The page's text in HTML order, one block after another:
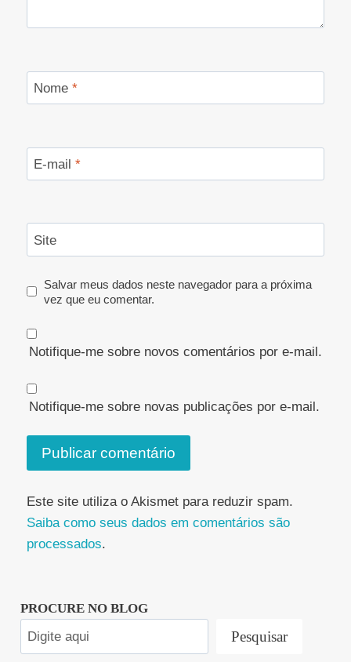
Nome *
E-mail *
Site
Salvar meus dados neste navegador para a próxima
vez que eu comentar.
Notifique-me sobre novos comentários por e-mail.
Notifique-me sobre novas publicações por e-mail.
Este site utiliza o Akismet para reduzir spam.
Saiba como seus dados em comentários são
processados.
PROCURE NO BLOG
Pesquisar